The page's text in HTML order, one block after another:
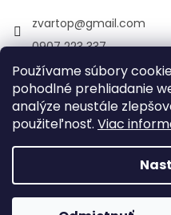
Používame súbory
pohodlné prehliadanie
analýze neustále
použiteľnosť. Viac
zvartop@gmail.com
0907 223 337
Sledujte nás na
zvartop_s.r.o